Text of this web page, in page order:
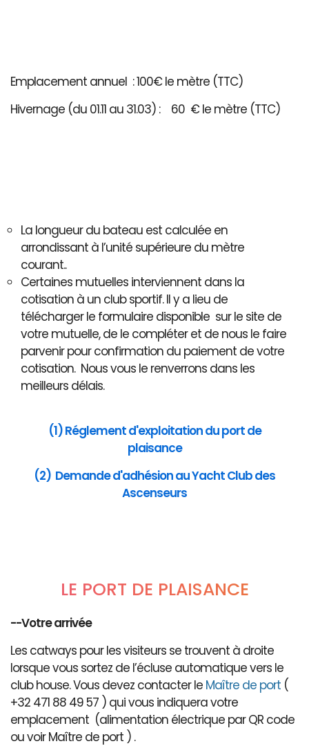
Emplacement annuel : 100€ le mètre (TTC)
Hivernage (du 01.11 au 31.03) : 60 € le mètre (TTC)
La longueur du bateau est calculée en
arrondissant à l’unité supérieure du mètre
courant..
Certaines mutuelles interviennent dans la
cotisation à un club sportif. Il y a lieu de
télécharger le formulaire disponible sur le site de
votre mutuelle, de le compléter et de nous le faire
parvenir pour confirmation du paiement de votre
cotisation. Nous vous le renverrons dans les
meilleurs délais.
(1) Réglement d'exploitation du port de
plaisance
(2) Demande d'adhésion au Yacht Club des
Ascenseurs
LE PORT DE PLAISANCE
--Votre arrivée
Les catways pour les visiteurs se trouvent à droite
lorsque vous sortez de l’écluse automatique vers le
club house. Vous devez contacter le Maître de port (
+32 471 88 49 57 ) qui vous indiquera votre
emplacement (alimentation électrique par QR code
ou voir Maître de port ) .